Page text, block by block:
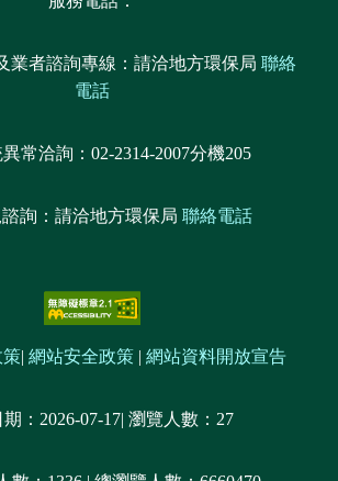
業者諮詢專線：請洽地方環保局 聯絡
電話
常洽詢：02-2314-2007分機205
詢：請洽地方環保局 聯絡電話
策| 網站安全政策 | 網站資料開放宣告
： 2026-07-17| 瀏覽人數： 27